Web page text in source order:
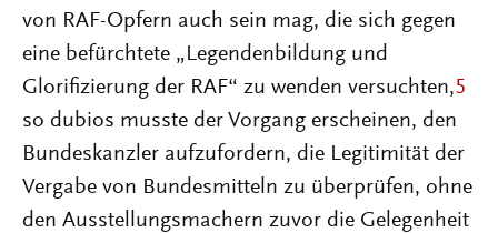
von RAF-Opfern auch sein mag, die sich gegen
eine befürchtete „Legendenbildung und
Glorifizierung der RAF“ zu wenden versuchten,5
so dubios musste der Vorgang erscheinen, den
Bundeskanzler aufzufordern, die Legitimität der
Vergabe von Bundesmitteln zu überprüfen, ohne
den Ausstellungsmachern zuvor die Gelegenheit